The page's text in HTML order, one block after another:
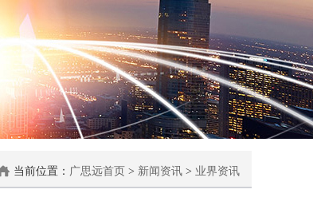
当前位置： 广思远首页 > 新闻资讯 > 业界资讯